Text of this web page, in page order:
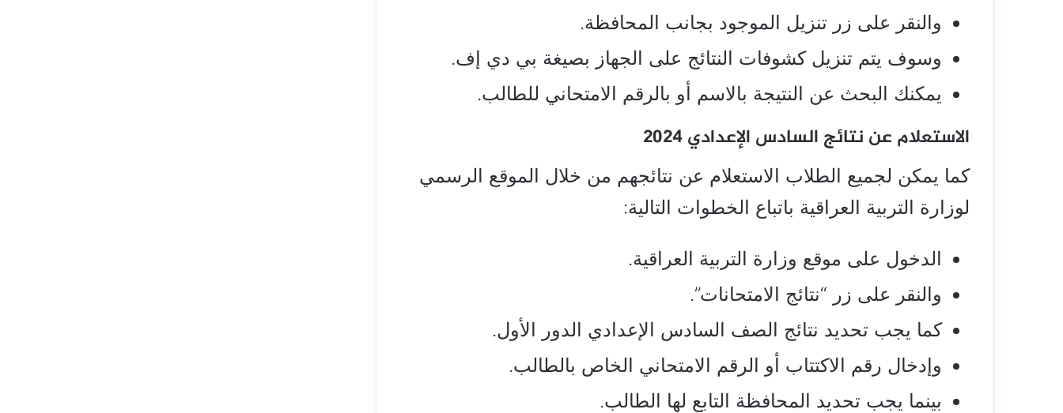
والنقر على زر تنزيل الموجود بجانب المحافظة.
وسوف يتم تنزيل كشوفات النتائج على الجهاز بصيغة بي دي إف.
يمكنك البحث عن النتيجة بالاسم أو بالرقم الامتحاني للطالب.
الاستعلام عن نتائج السادس الإعدادي 2024
كما يمكن لجميع الطلاب الاستعلام عن نتائجهم من خلال الموقع الرسمي
لوزارة التربية العراقية باتباع الخطوات التالية:
الدخول على موقع وزارة التربية العراقية.
والنقر على زر “نتائج الامتحانات”.
كما يجب تحديد نتائج الصف السادس الإعدادي الدور الأول.
وإدخال رقم الاكتتاب أو الرقم الامتحاني الخاص بالطالب.
بينما يجب تحديد المحافظة التابع لها الطالب.